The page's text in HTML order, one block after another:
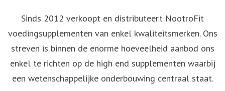
Sinds 2012 verkoopt en distributeert NootroFit
voedingsupplementen van enkel kwaliteitsmerken. Ons
streven is binnen de enorme hoeveelheid aanbod ons
enkel te richten op de high end supplementen waarbij
een wetenschappelijke onderbouwing centraal staat.